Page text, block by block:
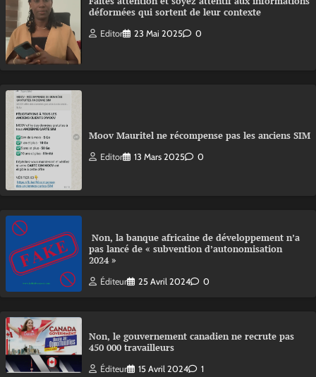
déformées qui sortent de leur contexte
Editor 23 Mai 2025 0
Moov Mauritel ne récompense pas les anciens SIM
Editor 13 Mars 2025 0
Non, la banque africaine de développement n’a
pas lancé de « subvention d’autonomisation
2024 »
Éditeur 25 Avril 2024 0
Non, le gouvernement canadien ne recrute pas
450 000 travailleurs
Éditeur 15 Avril 2024 1